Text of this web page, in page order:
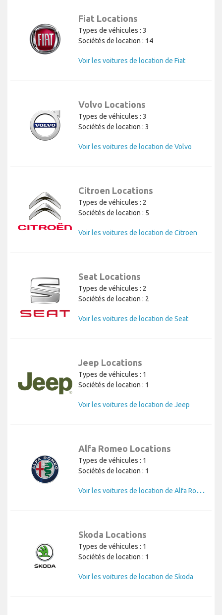
Fiat Locations
Types de véhicules : 3
Sociétés de location : 14
Voir les voitures de location de Fiat
Volvo Locations
Types de véhicules : 3
Sociétés de location : 3
Voir les voitures de location de Volvo
Citroen Locations
Types de véhicules : 2
Sociétés de location : 5
Voir les voitures de location de Citroen
Seat Locations
Types de véhicules : 2
Sociétés de location : 2
Voir les voitures de location de Seat
Jeep Locations
Types de véhicules : 1
Sociétés de location : 1
Voir les voitures de location de Jeep
Alfa Romeo Locations
Types de véhicules : 1
Sociétés de location : 1
V
oir les voitures de location de Alfa Romeo
Skoda Locations
Types de véhicules : 1
Sociétés de location : 1
Voir les voitures de location de Skoda